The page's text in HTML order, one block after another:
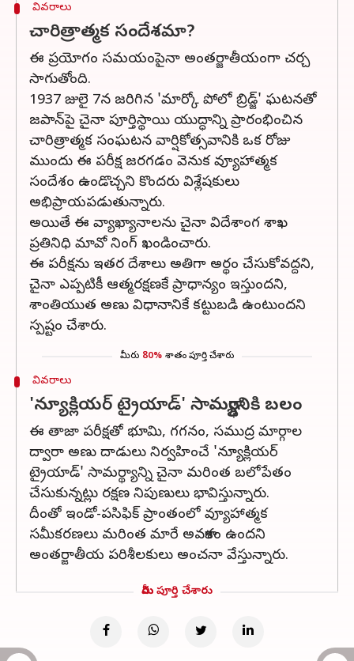
వివరాలు
చారిత్రాత్మక సందేశమా?
ఈ ప్రయోగం సమయంపైనా అంతర్జాతీయంగా చర్చ
సాగుతోంది.
1937 జులై 7న జరిగిన 'మార్కో పోలో బ్రిడ్జ్' ఘటనతో
జపాన్‌పై చైనా పూర్తిస్థాయి యుద్ధాన్ని ప్రారంభించిన
చారిత్రాత్మక సంఘటన వార్షికోత్సవానికి ఒక రోజు
ముందు ఈ పరీక్ష జరగడం వెనుక వ్యూహాత్మక
సందేశం ఉండొచ్చని కొందరు విశ్లేషకులు
అభిప్రాయపడుతున్నారు.
అయితే ఈ వ్యాఖ్యానాలను చైనా విదేశాంగ శాఖ
ప్రతినిధి మావో నింగ్ ఖండించారు.
ఈ పరీక్షను ఇతర దేశాలు అతిగా అర్థం చేసుకోవద్దని,
చైనా ఎప్పటికీ ఆత్మరక్షణకే ప్రాధాన్యం ఇస్తుందని,
శాంతియుత అణు విధానానికే కట్టుబడి ఉంటుందని
స్పష్టం చేశారు.
మీరు 80% శాతం పూర్తి చేశారు
వివరాలు
'న్యూక్లియర్ ట్రైయాడ్' సామర్థ్యానికి బలం
ఈ తాజా పరీక్షతో భూమి, గగనం, సముద్ర మార్గాల
ద్వారా అణు దాడులు నిర్వహించే 'న్యూక్లియర్
ట్రైయాడ్' సామర్థ్యాన్ని చైనా మరింత బలోపేతం
చేసుకున్నట్లు రక్షణ నిపుణులు భావిస్తున్నారు.
దీంతో ఇండో-పసిఫిక్ ప్రాంతంలో వ్యూహాత్మక
సమీకరణలు మరింత మారే అవకాశం ఉందని
అంతర్జాతీయ పరిశీలకులు అంచనా వేస్తున్నారు.
మీరు పూర్తి చేశారు